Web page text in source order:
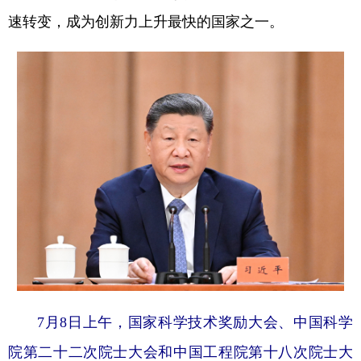
速转变，成为创新力上升最快的国家之一。
7月8日上午，国家科学技术奖励大会、中国科学
院第二十二次院士大会和中国工程院第十八次院士大